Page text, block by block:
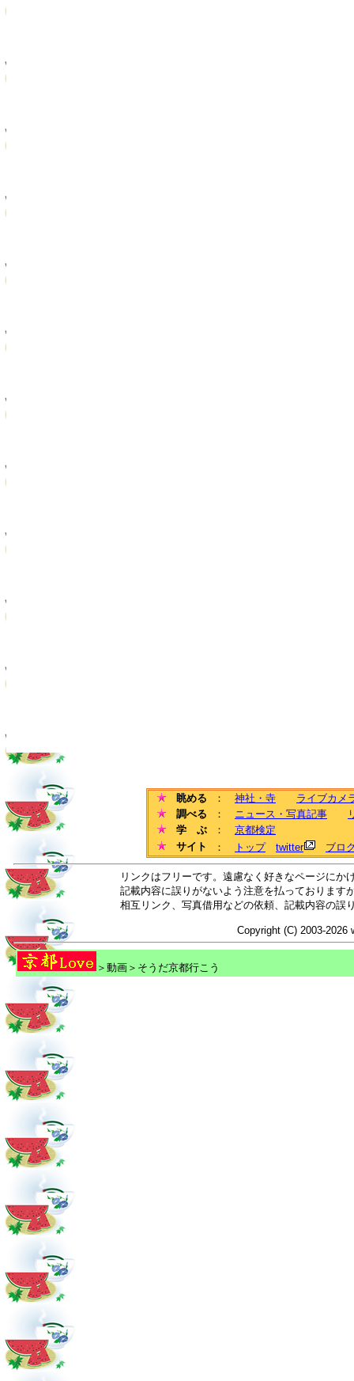
眺める ： 神社・寺
ライブカメ
調べる
： ニュース・写真記事
学 ぶ
： 京都検定
サイト
： トップ twitter ブロ
リンクはフリーです。遠慮なく好きなページに
記載内容に誤りがないよう注意を払っております
相互リンク、写真借用などの依頼、記載内容の誤
Copyright (C) 2003-2026
＞動画＞そうだ京都行こう